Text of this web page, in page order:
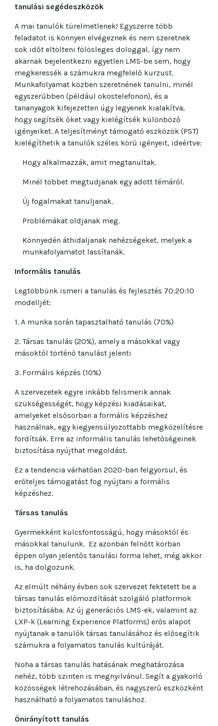
tanulási segédeszközök
A mai tanulók türelmetlenek! Egyszerre több
feladatot is könnyen elvégeznek és nem szeretnek
sok időt eltölteni fölösleges dologgal, így nem
akarnak bejelentkezni egyetlen LMS-be sem, hogy
megkeressék a számukra megfelelő kurzust.
Munkafolyamat közben szeretnének tanulni, minél
egyszerűbben (például okostelefonon), és a
tananyagok kifejezetten úgy legyenek kialakítva,
hogy segítsék őket vagy kielégítsék különböző
igényeiket. A teljesítményt támogató eszközök (PST)
kielégíthetik a tanulók széles körű igényeit, ideértve:
Hogy alkalmazzák, amit megtanultak.
Minél többet megtudjanak egy adott témáról.
Új fogalmakat tanuljanak.
Problémákat oldjanak meg.
Könnyedén áthidaljanak nehézségeket, melyek a
munkafolyamatot lassítanák.
Informális tanulás
Legtöbbünk ismeri a tanulás és fejlesztés 70:20:10
modelljét:
1. A munka során tapasztalható tanulás (70%)
2. Társas tanulás (20%), amely a másokkal vagy
másoktól történő tanulást jelenti
3. Formális képzés (10%)
A szervezetek egyre inkább felismerik annak
szükségességét, hogy képzési kiadásaikat,
amelyeket elsősorban a formális képzéshez
használnak, egy kiegyensúlyozottabb megközelítésre
fordítsák. Erre az informális tanulás lehetőségeinek
biztosítása nyújthat megoldást.
Ez a tendencia várhatóan 2020-ban felgyorsul, és
erőteljes támogatást fog nyújtani a formális
képzéshez.
Társas tanulás
Gyermekként kulcsfontosságú, hogy másoktól és
másokkal tanulunk. Ez azonban felnőtt korban
éppen olyan jelentős tanulási forma lehet, még akkor
is, ha dolgozunk.
Az elmúlt néhány évben sok szervezet fektetett be a
társas tanulás előmozdítását szolgáló platformok
biztosításába. Az új generációs LMS-ek, valamint az
LXP-k (Learning Experience Platforms) erős alapot
nyújtanak a tanulók társas tanulásához és elősegítik
számukra a folyamatos tanulás kultúráját.
Noha a társas tanulás hatásának meghatározása
nehéz, több szinten is megnyilvánul. Segít a gyakorló
közösségek létrehozásában, és nagyszerű eszközként
használható a folyamatos tanuláshoz.
Önirányított tanulás